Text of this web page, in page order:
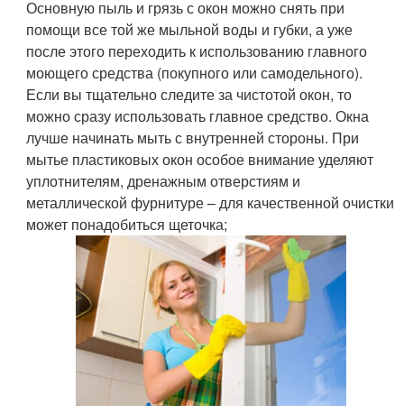
Основную пыль и грязь с окон можно снять при
помощи все той же мыльной воды и губки, а уже
после этого переходить к использованию главного
моющего средства (покупного или самодельного).
Если вы тщательно следите за чистотой окон, то
можно сразу использовать главное средство. Окна
лучше начинать мыть с внутренней стороны. При
мытье пластиковых окон особое внимание уделяют
уплотнителям, дренажным отверстиям и
металлической фурнитуре – для качественной очистки
может понадобиться щеточка;